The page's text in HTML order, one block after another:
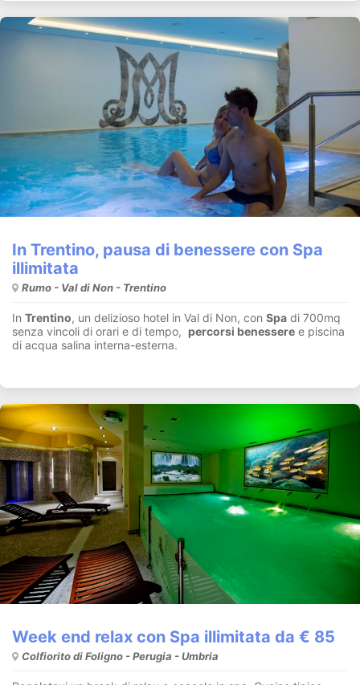
In Trentino, pausa di benessere con Spa
illimitata
Rumo - Val di Non - Trentino
In Trentino, un delizioso hotel in Val di Non, con Spa di 700mq
senza vincoli di orari e di tempo, percorsi benessere e piscina
di acqua salina interna-esterna.
Week end relax con Spa illimitata da € 85
Colfiorito di Foligno - Perugia - Umbria